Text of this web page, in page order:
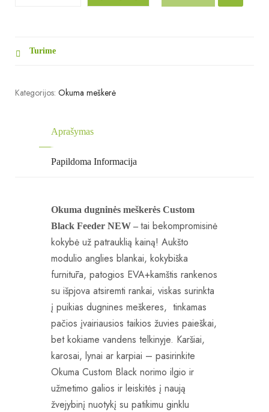
Turime
Kategorijos: Okuma meškerė
Aprašymas
Papildoma Informacija
Okuma dugninės meškerės Custom
Black Feeder NEW – tai bekompromisinė
kokybė už patrauklią kainą! Aukšto
modulio anglies blankai, kokybiška
furnitūra, patogios EVA+kamštis rankenos
su išpjova atsiremti rankai, viskas surinkta
į puikias dugnines meškeres, tinkamas
pačios įvairiausios taikios žuvies paieškai,
bet kokiame vandens telkinyje. Karšiai,
karosai, lynai ar karpiai – pasirinkite
Okuma Custom Black norimo ilgio ir
užmetimo galios ir leiskitės į naują
žvejybinį nuotykį su patikimu ginklu